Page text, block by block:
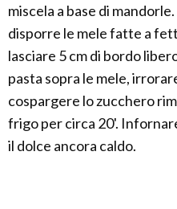
miscela a base di
disporre le mele fatte a
lasciare 5 cm di bordo
pasta sopra le mele,
cospargere lo zucchero
frigo per circa 20'.
il dolce ancora caldo.